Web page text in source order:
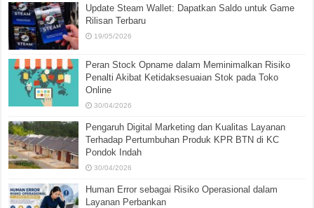
Update Steam Wallet: Dapatkan Saldo untuk Game
Rilisan Terbaru
19/05/2026
Peran Stock Opname dalam Meminimalkan Risiko
Penalti Akibat Ketidaksesuaian Stok pada Toko
Online
30/04/2026
Pengaruh Digital Marketing dan Kualitas Layanan
Terhadap Pertumbuhan Produk KPR BTN di KC
Pondok Indah
30/04/2026
Human Error sebagai Risiko Operasional dalam
Layanan Perbankan